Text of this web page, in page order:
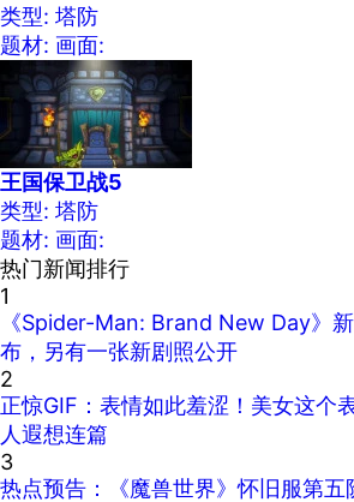
类型: 塔防
题材: 画面:
王国保卫战5
类型: 塔防
题材: 画面:
热门新闻排行
1
《Spider-Man: Brand New Day》
布，另有一张新剧照公开
2
正惊GIF：表情如此羞涩！美女这个
人遐想连篇
3
热点预告：《魔兽世界》怀旧服第五